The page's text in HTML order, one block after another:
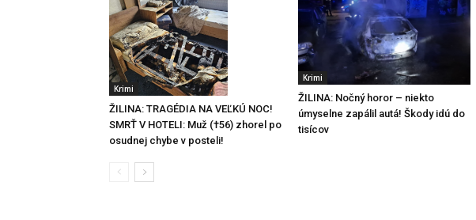
Krimi
ŽILINA: TRAGÉDIA NA VEĽKÚ NOC!
SMRŤ V HOTELI: Muž (†56) zhorel po
osudnej chybe v posteli!
Krimi
ŽILINA: Nočný horor – niekto
úmyselne zapálil autá! Škody idú do
tisícov